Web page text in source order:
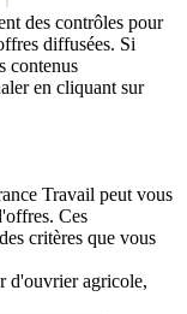
des contrôles pour
diffusées. Si
contenus
en cliquant sur
Travail peut vous
Ces
critères que vous
d'ouvrier agricole,